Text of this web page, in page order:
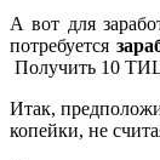
А вот для
потребуется
Получить 10 ТИЦ
Итак,
копейки, не